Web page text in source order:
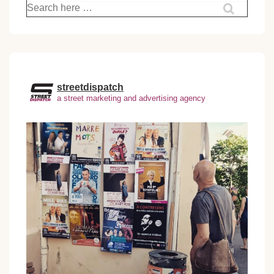
Recherche
pour:
streetdispatch
a street marketing and advertising agency